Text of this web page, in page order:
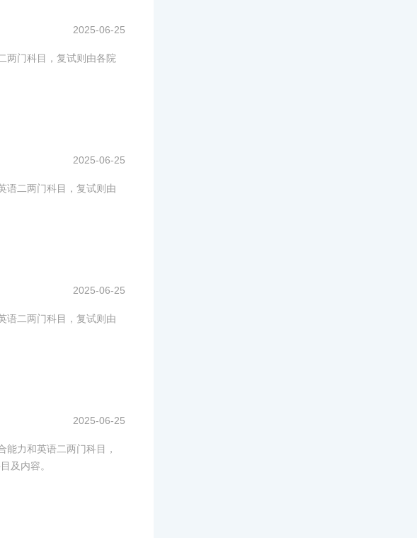
2025-06-25
两门科目，复试则由各院
2025-06-25
语二两门科目，复试则由
2025-06-25
语二两门科目，复试则由
2025-06-25
力和英语二两门科目，
及内容。